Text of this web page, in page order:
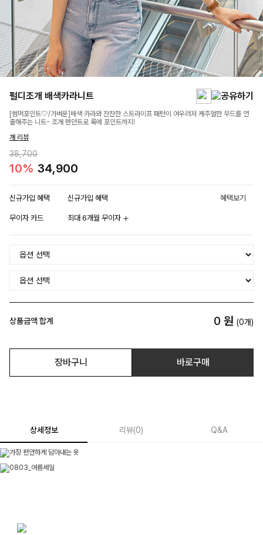
펄디조개 배색카라니트
[썸머포인트🤍/가벼운]배색 카라와 잔잔한 스트라이프 패턴이 어우러져 캐주얼한 무드를 연
출해주는 니트- 조개 펜던트로 룩에 포인트까지!
개 리뷰
38,700
10% 34,900
신규가입 혜택 신규가입 혜택 혜택보기
무이자 카드 최대 6개월 무이자
상품금액 합계 0 원 (0개)
장바구니 바로구매
상세정보 리뷰(0) Q&A